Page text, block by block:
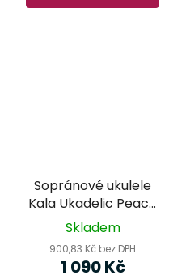
Sopránové ukulele
Kala Ukadelic Peace
Love
Skladem
900,83 Kč bez DPH
1 090 Kč